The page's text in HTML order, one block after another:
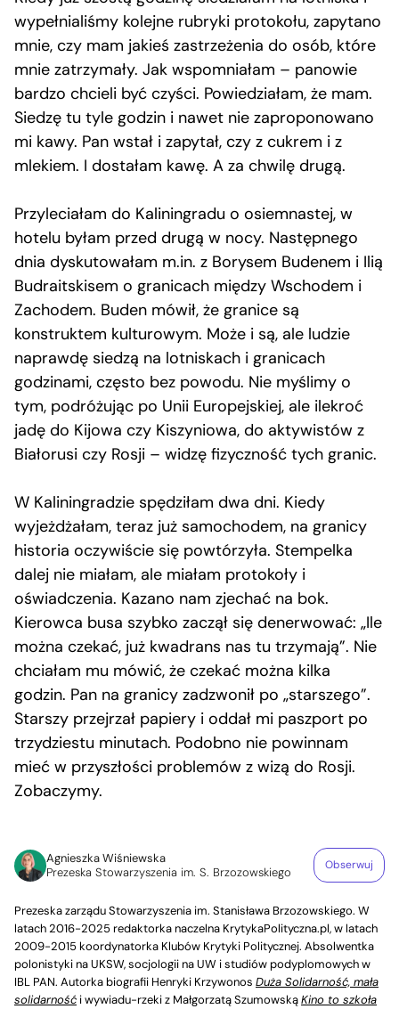
wypełnialiśmy kolejne rubryki protokołu, zapytano
mnie, czy mam jakieś zastrzeżenia do osób, które
mnie zatrzymały. Jak wspomniałam – panowie
bardzo chcieli być czyści. Powiedziałam, że mam.
Siedzę tu tyle godzin i nawet nie zaproponowano
mi kawy. Pan wstał i zapytał, czy z cukrem i z
mlekiem. I dostałam kawę. A za chwilę drugą.
Przyleciałam do Kaliningradu o osiemnastej, w
hotelu byłam przed drugą w nocy. Następnego
dnia dyskutowałam m.in. z Borysem Budenem i Ilią
Budraitskisem o granicach między Wschodem i
Zachodem. Buden mówił, że granice są
konstruktem kulturowym. Może i są, ale ludzie
naprawdę siedzą na lotniskach i granicach
godzinami, często bez powodu. Nie myślimy o
tym, podróżując po Unii Europejskiej, ale ilekroć
jadę do Kijowa czy Kiszyniowa, do aktywistów z
Białorusi czy Rosji – widzę fizyczność tych granic.
W Kaliningradzie spędziłam dwa dni. Kiedy
wyjeżdżałam, teraz już samochodem, na granicy
historia oczywiście się powtórzyła. Stempelka
dalej nie miałam, ale miałam protokoły i
oświadczenia. Kazano nam zjechać na bok.
Kierowca busa szybko zaczął się denerwować: „Ile
można czekać, już kwadrans nas tu trzymają”. Nie
chciałam mu mówić, że czekać można kilka
godzin. Pan na granicy zadzwonił po „starszego”.
Starszy przejrzał papiery i oddał mi paszport po
trzydziestu minutach. Podobno nie powinnam
mieć w przyszłości problemów z wizą do Rosji.
Zobaczymy.
Agnieszka Wiśniewska
Prezeska Stowarzyszenia im. S. Brzozowskiego
Obserwuj
Prezeska zarządu Stowarzyszenia im. Stanisława Brzozowskiego. W
latach 2016-2025 redaktorka naczelna KrytykaPolityczna.pl, w latach
2009-2015 koordynatorka Klubów Krytyki Politycznej. Absolwentka
polonistyki na UKSW, socjologii na UW i studiów podyplomowych w
IBL PAN. Autorka biografii Henryki Krzywonos Duża Solidarność, mała
solidarność i wywiadu-rzeki z Małgorzatą SzumowskąKino to szkoła